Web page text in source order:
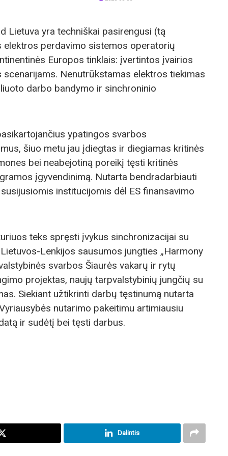
Lietuva yra techniškai pasirengusi (tą
elektros perdavimo sistemos operatorių
Europos tinklais: įvertintos įvairios
Nenutrūkstamas elektros tiekimas
darbo bandymo ir sinchroninio
ypatingos svarbos
šiuo metu jau įdiegtas ir diegiamas kritinės
bei neabejotiną poreikį tęsti kritinės
įgyvendinimą. Nutarta bendradarbiauti
institucijomis dėl ES finansavimo
teks spręsti įvykus sinchronizacijai su
Lenkijos sausumos jungties „Harmony
svarbos Šiaurės vakarų ir rytų
projektas, naujų tarpvalstybinių jungčių su
Siekiant užtikrinti darbų tęstinumą nutarta
nutarimo pakeitimu artimiausiu
ir sudėtį bei tęsti darbus.
Dalintis